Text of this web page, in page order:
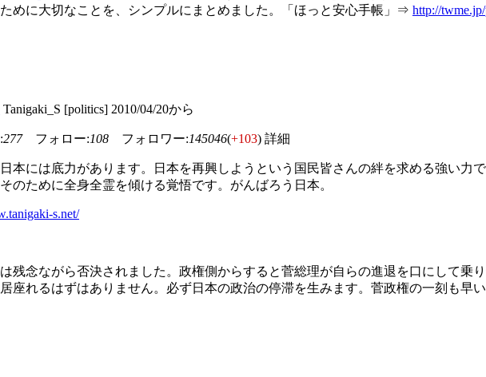
めに大切なことを、シンプルにまとめました。「ほっと安心手帳」⇒ http://
Tanigaki_S [politics] 2010/04/20から
277フォロー:108 フォロワー:145046(+103) 詳細
日本には底力があります。日本を再興しようという国民皆さんの絆を求める強い力
のために全身全霊を傾ける覚悟です。がんばろう日本。
s.net/
残念ながら否決されました。政権側からすると菅総理が自らの進退を口にして乗
座れるはずはありません。必ず日本の政治の停滞を生みます。菅政権の一刻も早